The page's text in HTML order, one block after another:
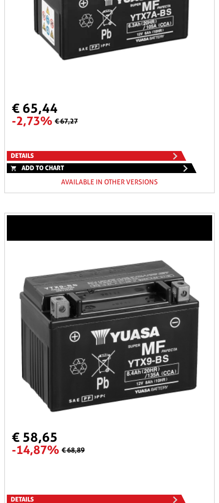
€ 65,44
-2,73% € 67,27
DETAILS
ADD TO CHART
AVAILABLE IN OTHER VERSIONS
€ 58,65
-14,87% € 68,89
DETAILS